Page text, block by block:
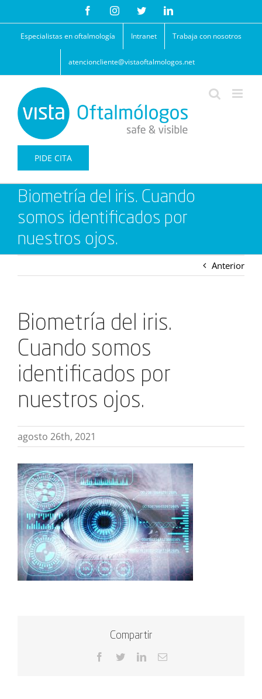
contenido
FacebookInstagramTwitterLinkedIn
Especialistas en oftalmología Intranet Trabaja con nosotros
atencioncliente@vistaoftalmologos.net
PIDE CITA
Biometría del iris. Cuando
somos identificados por
nuestros ojos.
Anterior
Biometría del iris.
Cuando somos
identificados por
nuestros ojos.
agosto 26th, 2021
Compartir
Facebook
TwitterLinkedInCorreo